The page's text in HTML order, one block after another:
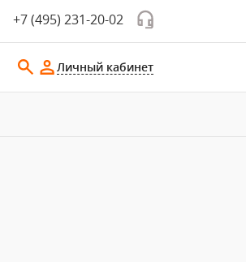
+7 (495) 231-20-02
Личный кабинет